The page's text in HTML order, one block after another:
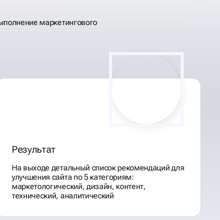
маркетингового
Результат
На выходе детальный список рекомендаций для
улучшения сайта по 5 категориям:
маркетологический, дизайн, контент,
технический, аналитический